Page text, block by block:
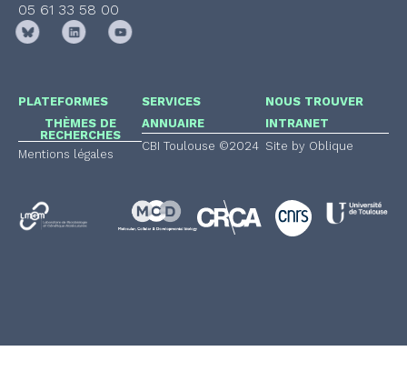
05 61 33 58 00
PLATEFORMES
THÈMES DE
RECHERCHES
Mentions légales
SERVICES
ANNUAIRE
CBI Toulouse ©2024
NOUS TROUVER
INTRANET
Site by Oblique